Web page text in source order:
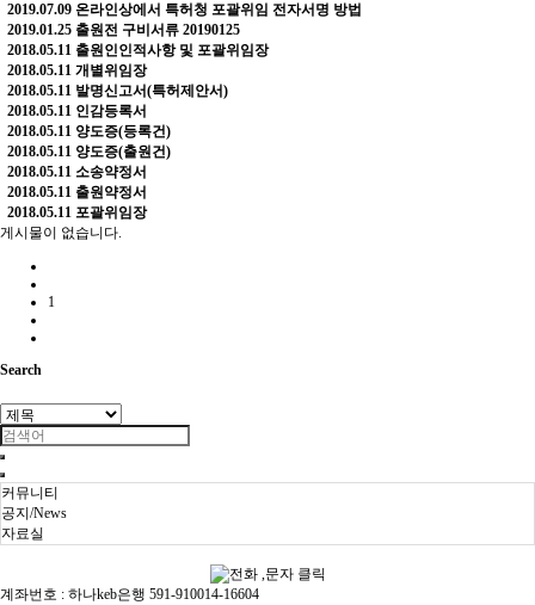
2019.07.09 온라인상에서 특허청 포괄위임 전자서명 방법
2019.01.25 출원전 구비서류 20190125
2018.05.11 출원인인적사항 및 포괄위임장
2018.05.11 개별위임장
2018.05.11 발명신고서(특허제안서)
2018.05.11 인감등록서
2018.05.11 양도증(등록건)
2018.05.11 양도증(출원건)
2018.05.11 소송약정서
2018.05.11 출원약정서
2018.05.11 포괄위임장
게시물이 없습니다.
1
Search
커뮤니티
공지/News
자료실
계좌번호 : 하나keb은행 591-910014-16604